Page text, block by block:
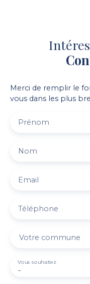
Merci de remplir le
vous dans les plus
Prénom
Nom
Email
Téléphone
Votre commune
-
Vous souhaitez